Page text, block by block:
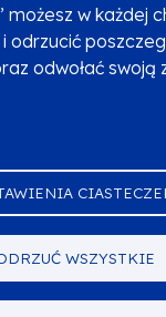
możesz w każdej
odrzucić
odwołać swoją
WSZYSTKIE
Polityka prywatności
osobowych
Zgłoś błąd
Unię Europejską z